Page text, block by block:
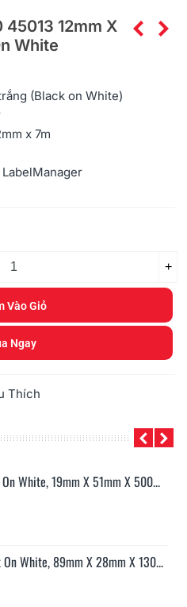
45013 12mm X
White
(Black on White)
x 7m
LabelManager
+
Vào Giỏ
Ngay
Thích
White, 19mm X 51mm X 500...
White, 89mm X 28mm X 130...